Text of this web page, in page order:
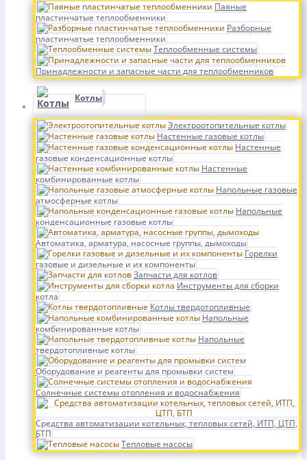
Паяные
пластинчатые теплообменники
Разборные
пластинчатые теплообменники
Теплообменные системы
Принадлежности и запасные части для теплообменников
Котлы
Электроотопительные котлы
Настенные газовые котлы
Настенные
газовые конденсационные котлы
Настенные
комбинированные котлы
Напольные газовые
атмосферные котлы
Напольные
конденсационные газовые котлы
Автоматика, арматура, насосные группы, дымоходы
Горелки
газовые и дизельные и их компоненты
Запчасти для котлов
Инструменты для сборки
котла
Котлы твердотопливные
Напольные
комбинированные котлы
Напольные
твердотопливные котлы
Оборудование и реагенты для промывки систем
Солнечные системы отопления и водоснабжения
Средства автоматизации котельных, тепловых сетей, ИТП, ЦТП,
БТП
Тепловые насосы